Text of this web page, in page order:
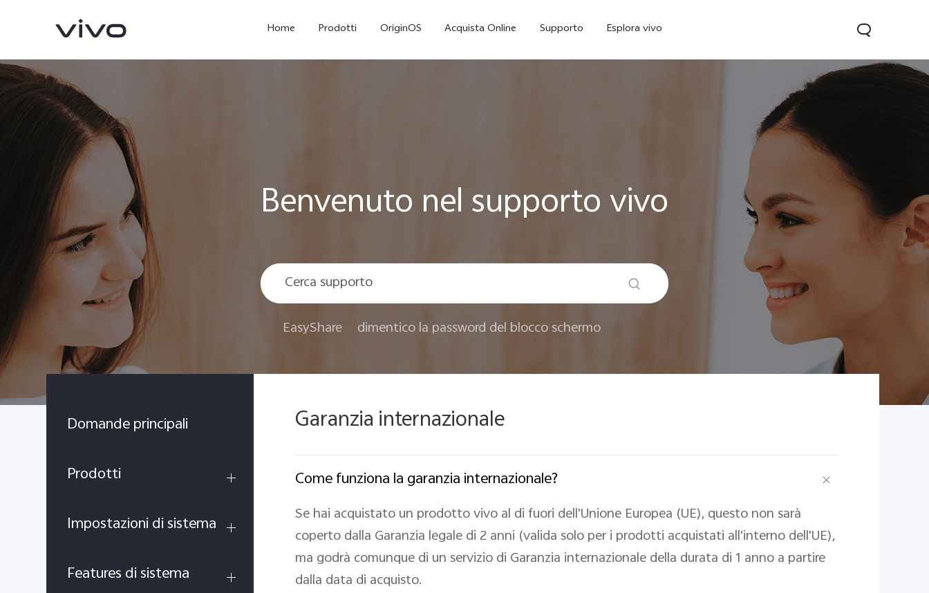
Home Prodotti OriginOS Acquista Online Supporto Esplora vivo
X300 Ultra nuovo Y31 5G vivo Watch GT 2
Benvenuto nel supporto vivo
EasyShare dimentico la password del blocco schermo
Domande principali
Prodotti
Impostazioni di sistema
Features di sistema
Garanzia internazionale
Come funziona la garanzia internazionale?
Se hai acquistato un prodotto vivo al di fuori dell'Unione Europea (UE), questo non sarà
coperto dalla Garanzia legale di 2 anni (valida solo per i prodotti acquistati all'interno dell'UE),
ma godrà comunque di un servizio di Garanzia internazionale della durata di 1 anno a partire
dalla data di acquisto.